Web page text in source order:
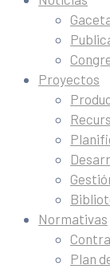
Proyectos
Normativas
Plan